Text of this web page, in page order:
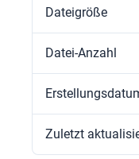
Dateigröße
Datei-Anzahl
Zuletzt